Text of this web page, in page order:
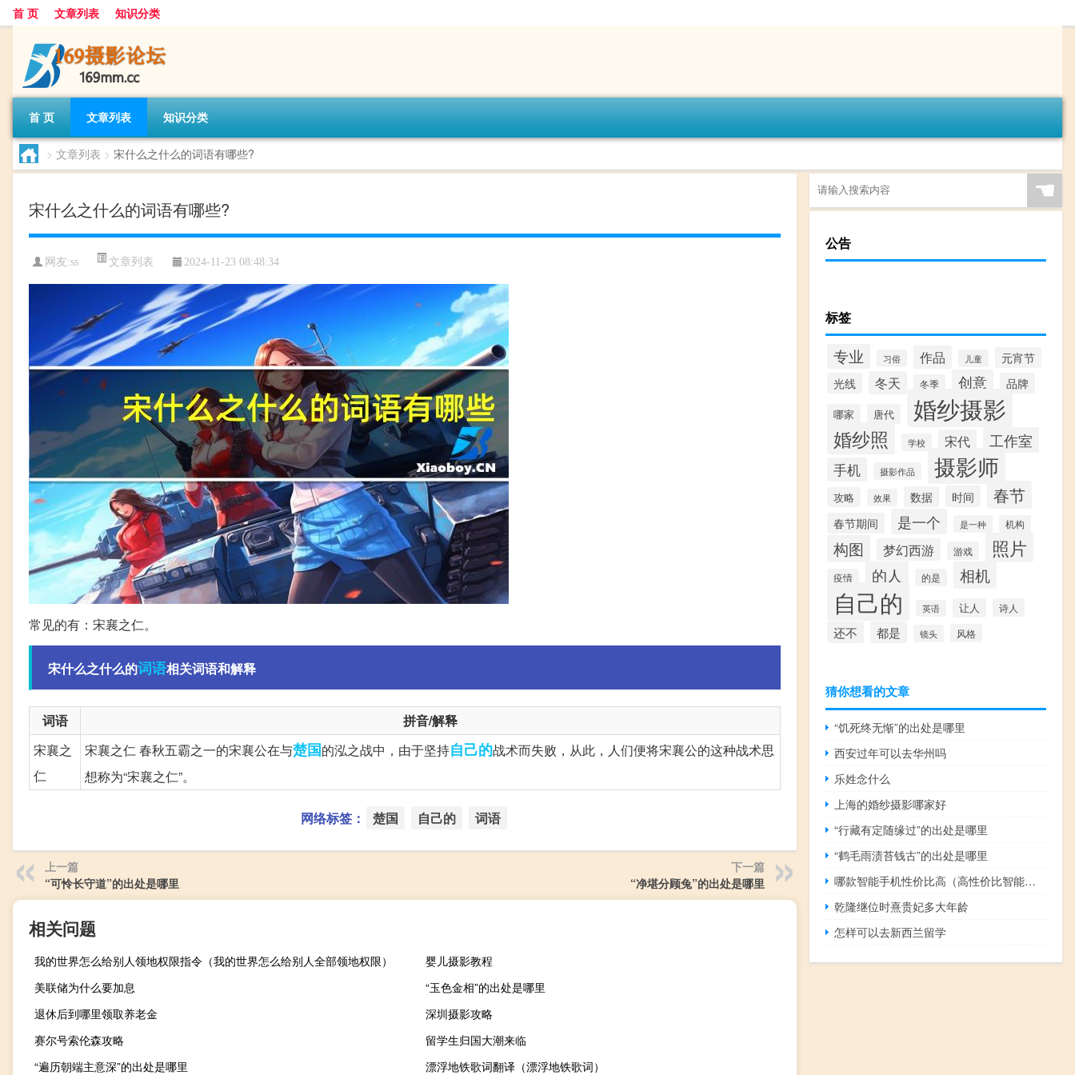
首 页 文章列表 知识分类
首 页 文章列表 知识分类
> 文章列表 > 宋什么之什么的词语有哪些?
宋什么之什么的词语有哪些?
网友:ss 文章列表 2024-11-23 08:48:34
常见的有：宋襄之仁。
宋什么之什么的词语相关词语和解释
词语
拼音/解释
宋襄之
仁
宋襄之仁 春秋五霸之一的宋襄公在与楚国的泓之战中，由于坚持自己的战术而失败，从此，人们便将宋襄公的这种战术思
想称为“宋襄之仁”。
网络标签： 楚国 自己的 词语
上一篇
“可怜长守道”的出处是哪里
下一篇
“净堪分顾兔”的出处是哪里
相关问题
我的世界怎么给别人领地权限指令（我的世界怎么给别人全部领地权限）
婴儿摄影教程
美联储为什么要加息
“玉色金相”的出处是哪里
退休后到哪里领取养老金
深圳摄影攻略
赛尔号索伦森攻略
留学生归国大潮来临
“遍历朝端主意深”的出处是哪里
漂浮地铁歌词翻译（漂浮地铁歌词）
☚
公告
标签
专业 习俗 作品 儿童
元宵节
光线
冬天 冬季 创意 品牌
哪家 唐代 婚纱摄影
婚纱照 学校 宋代 工作室
手机 摄影作品 摄影师
攻略 效果 数据 时间 春节
春节期间 是一个 是一种 机构
构图 梦幻西游 游戏 照片
疫情 的人 的是 相机
自己的 英语 让人 诗人
还不 都是 镜头 风格
猜你想看的文章
“饥死终无惭”的出处是哪里
西安过年可以去华州吗
乐姓念什么
上海的婚纱摄影哪家好
“行藏有定随缘过”的出处是哪里
“鹤毛雨渍苔钱古”的出处是哪里
哪款智能手机性价比高（高性价比智能手机推荐(性价比比较高的智能手机)）
乾隆继位时熹贵妃多大年龄
怎样可以去新西兰留学